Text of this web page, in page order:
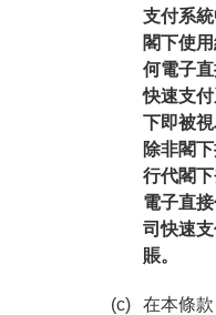
支付系
閣下使
何電子
快速支
下即被視
除非閣
行代閣
電子直
司快速
賬。
(c) 在本條